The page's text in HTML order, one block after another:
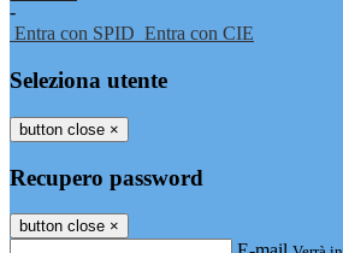
-
Entra con SPID Entra con CIE
Seleziona utente
button close ×
Recupero password
button close ×